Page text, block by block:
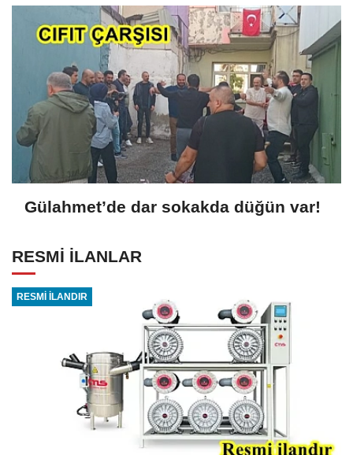
Gülahmet’de dar sokakda düğün var!
RESMİ İLANLAR
RESMİ İLANDIR